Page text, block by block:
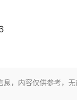
，内容仅供参考，